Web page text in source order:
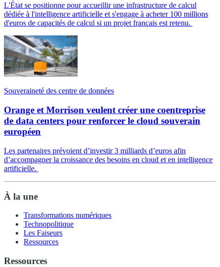
L'État se positionne pour accueillir une infrastructure de calcul
dédiée à l'intelligence artificielle et s'engage à acheter 100 millions
d'euros de capacités de calcul si un projet français est retenu.
Souveraineté des centre de données
Orange et Morrison veulent créer une coentreprise
de data centers pour renforcer le cloud souverain
européen
Les partenaires prévoient d’investir 3 milliards d’euros afin
d’accompagner la croissance des besoins en cloud et en intelligence
artificielle.
À la une
Transformations numériques
Technopolitique
Les Faiseurs
Ressources
Ressources